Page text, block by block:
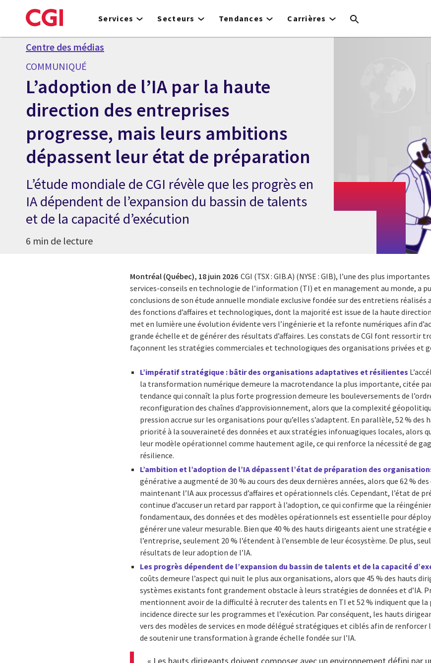
to
content
Services Secteurs Tendances Carrières
Centre des médias
COMMUNIQUÉ
L’adoption de l’IA par la haute
direction des entreprises
progresse, mais leurs ambitions
dépassent leur état de préparation
L’étude mondiale de CGI révèle que les progrès en
IA dépendent de l’expansion du bassin de talents
et de la capacité d’exécution
6 min de lecture
Montréal (Québec), 18 juin 2026 CGI (TSX : GIB.A) (NYSE : GIB), l’une des plus
services-conseils en technologie de l’information (TI) et en management au monde, a
conclusions de son étude annuelle mondiale exclusive fondée sur des entretiens réalisés
des fonctions d’affaires et technologiques, dont la majorité est issue de la haute
met en lumière une évolution évidente vers l’ingénierie et la refonte numériques afin
grande échelle et de générer des résultats d’affaires. Les constats de CGI font ressortir
façonnent les stratégies commerciales et technologiques des organisations privées et
L’impératif stratégique : bâtir des organisations adaptatives et résilientes
la transformation numérique demeure la macrotendance la plus importante, citée
tendance qui connaît la plus forte progression demeure les bouleversements de
reconfiguration des chaînes d’approvisionnement, alors que la complexité
pression accrue sur les organisations pour qu’elles s’adaptent. En parallèle, 52 %
priorité à la souveraineté des données et aux stratégies infonuagiques locales, alors
leur modèle opérationnel comme hautement agile, ce qui renforce la nécessité de
résilience.
L’ambition et l’adoption de l’IA dépassent l’état de préparation des
générative a augmenté de 30 % au cours des deux dernières années, alors que 62 %
maintenant l’IA aux processus d’affaires et opérationnels clés. Cependant, l’état de
continue d’accuser un retard par rapport à l’adoption, ce qui confirme que la
fondamentaux, des données et des modèles opérationnels est essentielle pour
générer une valeur mesurable. Bien que 40 % des hauts dirigeants aient une stratégie
l’entreprise, seulement 20 % l’étendent à l’ensemble de leur écosystème. De plus,
résultats de leur adoption de l’IA.
Les progrès dépendent de l’expansion du bassin de talents et de la capacité
coûts demeure l’aspect qui nuit le plus aux organisations, alors que 45 % des hauts
systèmes existants font grandement obstacle à leurs stratégies de données et d’IA.
mentionnent avoir de la difficulté à recruter des talents en TI et 52 % indiquent que la
incidence directe sur les programmes et l’exécution. Par conséquent, les hauts
vers des modèles de services en mode délégué stratégiques et ciblés afin de
de soutenir une transformation à grande échelle fondée sur l’IA.